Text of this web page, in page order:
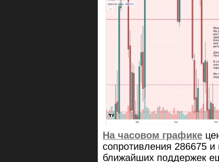
На часовом графике
сопротивления 286675
ближайших поддержек